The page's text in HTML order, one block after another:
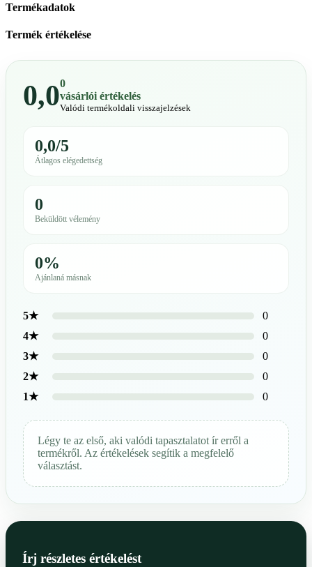
Termékadatok
Termék értékelése
0,00
vásárlói értékelés
Valódi termékoldali visszajelzések
0,0/5
Átlagos elégedettség
0
Beküldött vélemény
0%
Ajánlaná másnak
5★
0
4★
0
3★
0
2★
0
1★
0
Légy te az első, aki valódi tapasztalatot ír erről a
termékről. Az értékelések segítik a megfelelő
választást.
Írj részletes értékelést